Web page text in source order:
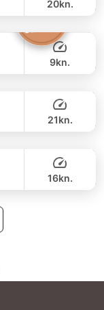
385,000 THB
315,700 THB
20kn.
76,500 THB
9kn.
167,100 THB
21kn.
16kn.